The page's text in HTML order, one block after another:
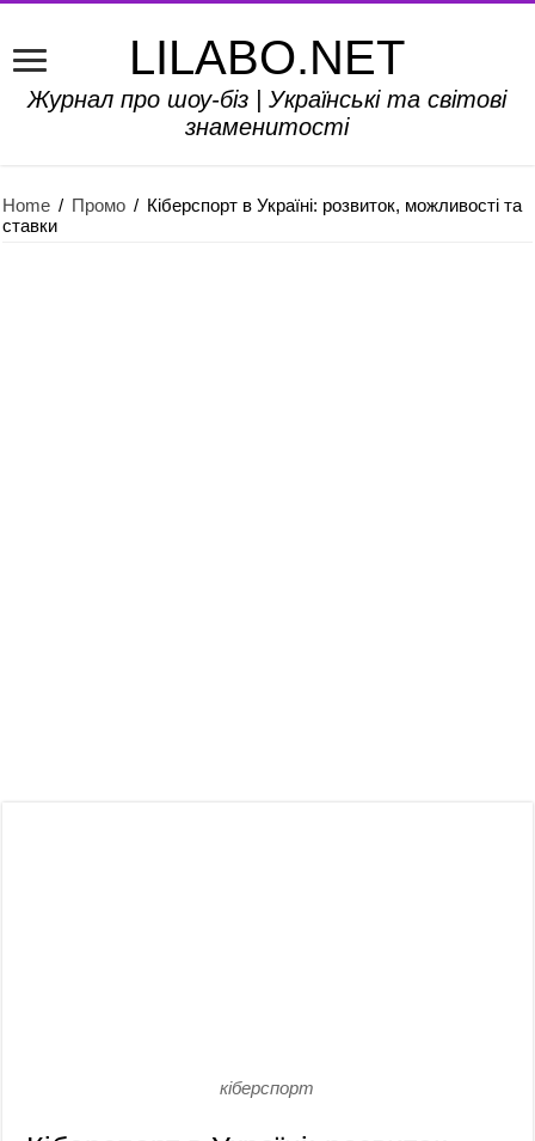
LILABO.NET
Журнал про шоу-біз | Українські та світові
знаменитості
Home / Промо / Кіберспорт в Україні: розвиток, можливості та
ставки
кіберспорт